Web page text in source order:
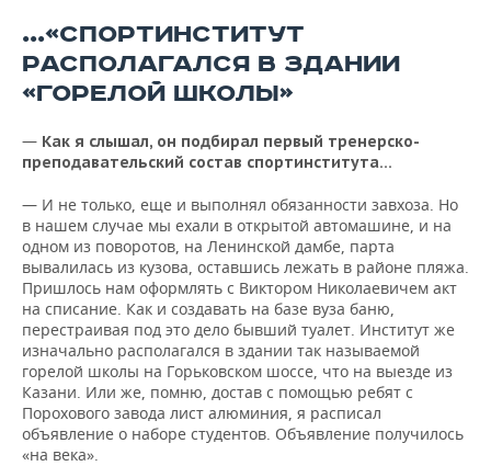
...«СПОРТИНСТИТУТ
РАСПОЛАГАЛСЯ В ЗДАНИИ
«ГОРЕЛОЙ ШКОЛЫ»
— Как я слышал, он подбирал первый тренерско-
преподавательский состав спортинститута...
— И не только, еще и выполнял обязанности завхоза. Но
в нашем случае мы ехали в открытой автомашине, и на
одном из поворотов, на Ленинской дамбе, парта
вывалилась из кузова, оставшись лежать в районе пляжа.
Пришлось нам оформлять с Виктором Николаевичем акт
на списание. Как и создавать на базе вуза баню,
перестраивая под это дело бывший туалет. Институт же
изначально располагался в здании так называемой
горелой школы на Горьковском шоссе, что на выезде из
Казани. Или же, помню, достав с помощью ребят с
Порохового завода лист алюминия, я расписал
объявление о наборе студентов. Объявление получилось
«на века».